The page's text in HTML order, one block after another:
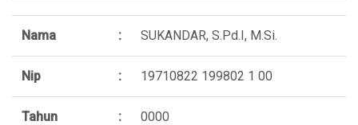
Nama : SUKANDAR, S.Pd.I, M.Si.
Nip : 19710822 199802 1 00
Tahun
: 0000